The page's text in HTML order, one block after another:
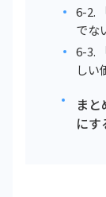
6-2.
でな
6-3.
しい
ま
にす